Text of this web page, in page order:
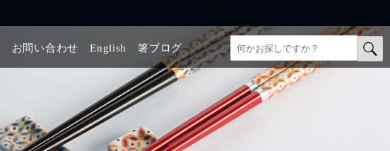
お問い合わせ English 箸ブログ